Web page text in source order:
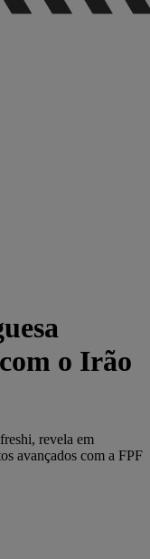
o Irão
revela em
avançados com a FPF